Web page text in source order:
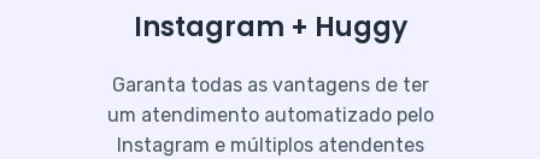
Instagram + Huggy
Garanta todas as vantagens de ter
um atendimento automatizado pelo
Instagram e múltiplos atendentes